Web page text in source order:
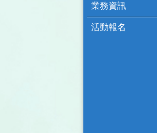
業務資訊
活動報名